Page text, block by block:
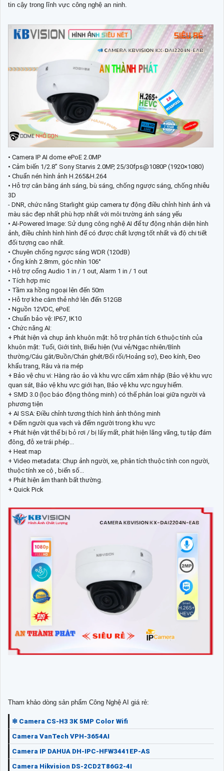
tin cậy trong lĩnh vực công nghệ an ninh.
• Camera IP AI dome ePoE 2.0MP
• Cảm biến 1/2.8” Sony Starvis 2.0MP, 25/30fps@1080P (1920×1080)
• Chuẩn nén hình ảnh H.265&H.264
• Hỗ trợ cân bằng ánh sáng, bù sáng, chống ngược sáng, chống nhiễu
3D
- DNR, chức năng Starlight giúp camera tự động điều chỉnh hình ảnh và
màu sắc đẹp nhất phù hợp nhất với môi trường ánh sáng yếu
• AI-Powered Image: Sử dụng công nghệ AI để tự động nhận diện hình
ảnh, điều chỉnh hình hình để có được chất lượng tốt nhất và độ chi tiết
đối tượng cao nhất.
• Chuyên chống ngược sáng WDR (120dB)
• Ống kính 2.8mm, góc nhìn 106°
• Hỗ trợ cổng Audio 1 in / 1 out, Alarm 1 in / 1 out
• Tích hợp mic
• Tầm xa hồng ngoại lên đến 50m
• Hỗ trợ khe cắm thẻ nhớ lên đến 512GB
• Nguồn 12VDC, ePoE
• Chuẩn bảo vệ: IP67, IK10
• Chức năng AI:
+ Phát hiện và chụp ảnh khuôn mặt: hỗ trợ phân tích 6 thuộc tính của
khuôn mặt: Tuổi, Giới tính, Biểu hiện (Vui vẻ/Ngạc nhiên/Bình
thường/Cáu gắt/Buồn/Chán ghét/Bối rối/Hoảng sợ), Đeo kính, Đeo
khẩu trang, Râu và ria mép
+ Bảo vệ chu vi: Hàng rào ảo và khu vực cấm xâm nhập (Bảo vệ khu vực
quan sát, Bảo vệ khu vực giới hạn, Bảo vệ khu vực nguy hiểm.
+ SMD 3.0 (lọc báo động thông minh) có thể phân loại giữa người và
phương tiện
+ AI SSA: Điều chỉnh tương thích hình ảnh thông minh
+ Đếm người qua vạch và đếm người trong khu vực
+ Phát hiện vật thể bị bỏ rơi / bị lấy mất, phát hiện lãng vãng, tụ tập đám
đông, đỗ xe trái phép...
+ Heat map
+ Video metadata: Chụp ảnh người, xe, phân tích thuộc tính con người,
thuộc tính xe cộ , biển số...
+ Phát hiện âm thanh bất thường.
+ Quick Pick
Tham khảo dòng sản phẩm Công Nghệ AI giá rẻ:
❇ Camera CS-H3 3K 5MP Color Wifi
Camera VanTech VPH-3654AI
Camera IP DAHUA DH-IPC-HFW3441EP-AS
Camera Hikvision DS-2CD2T86G2-4I